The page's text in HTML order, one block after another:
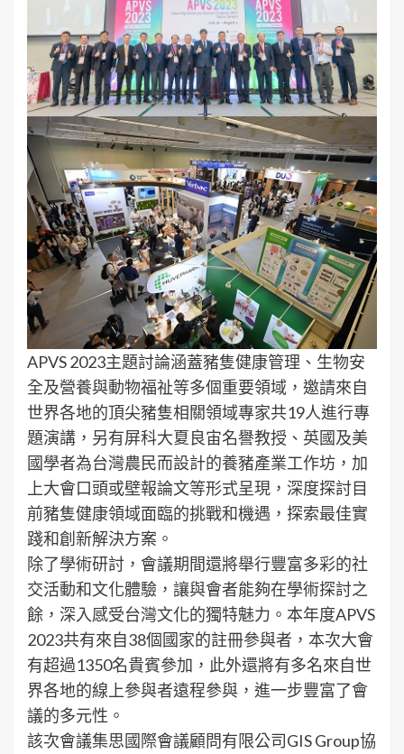
APVS 2023主題討論涵蓋豬隻健康管理、生物安
全及營養與動物福祉等多個重要領域，邀請來自
世界各地的頂尖豬隻相關領域專家共19人進行專
題演講，另有屏科大夏良宙名譽教授、英國及美
國學者為台灣農民而設計的養豬產業工作坊，加
上大會口頭或壁報論文等形式呈現，深度探討目
前豬隻健康領域面臨的挑戰和機遇，探索最佳實
踐和創新解決方案。
除了學術研討，會議期間還將舉行豐富多彩的社
交活動和文化體驗，讓與會者能夠在學術探討之
餘，深入感受台灣文化的獨特魅力。本年度APVS
2023共有來自38個國家的註冊參與者，本次大會
有超過1350名貴賓參加，此外還將有多名來自世
界各地的線上參與者遠程參與，進一步豐富了會
議的多元性。
該次會議集思國際會議顧問有限公司GIS Group協